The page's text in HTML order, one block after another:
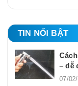
TIN NỔI BẬT
– dễ
07/